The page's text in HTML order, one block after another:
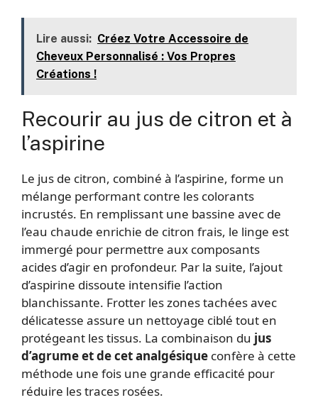
Lire aussi: Créez Votre Accessoire de
Cheveux Personnalisé : Vos Propres
Créations !
Recourir au jus de citron et à
l’aspirine
Le jus de citron, combiné à l’aspirine, forme un
mélange performant contre les colorants
incrustés. En remplissant une bassine avec de
l’eau chaude enrichie de citron frais, le linge est
immergé pour permettre aux composants
acides d’agir en profondeur. Par la suite, l’ajout
d’aspirine dissoute intensifie l’action
blanchissante. Frotter les zones tachées avec
délicatesse assure un nettoyage ciblé tout en
protégeant les tissus. La combinaison du jus
d’agrume et de cet analgésique confère à cette
méthode une fois une grande efficacité pour
réduire les traces rosées.